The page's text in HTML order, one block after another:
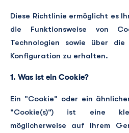
Diese Richtlinie ermöglicht es
die Funktionsweise von
Technologien sowie über
Konfiguration zu erhalten.
1. Was ist ein Cookie?
Ein "Cookie" oder ein
"Cookie(s)") ist eine
möglicherweise auf Ihrem